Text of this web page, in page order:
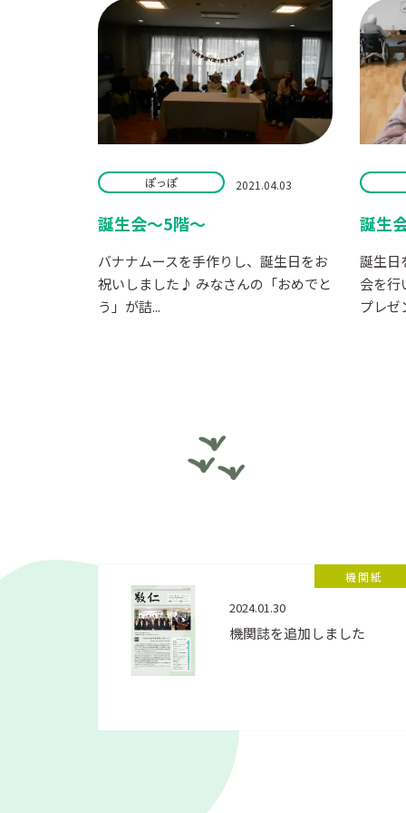
ぽっぽ 2021.04.03
誕生会～5階～
バナナムースを手作りし、誕生日をお
祝いしました♪ みなさんの「おめでと
う」が詰...
誕生
誕生日
会を行
プレゼ
機関紙
2024.01.30
機関誌を追加しました